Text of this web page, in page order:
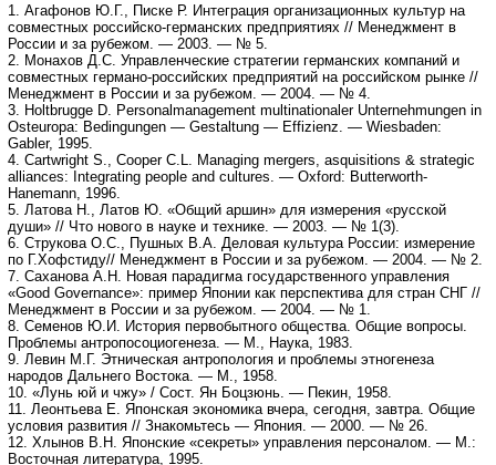
1. Агафонов Ю.Г., Писке Р. Интеграция организационных культур на
совместных российско-германских предприятиях // Менеджмент в
России и за рубежом. — 2003. — № 5.
2. Монахов Д.С. Управленческие стратегии германских компаний и
совместных германо-российских предприятий на российском рынке //
Менеджмент в России и за рубежом. — 2004. — № 4.
3. Holtbrugge D. Personalmanagement multinationaler Unternehmungen in
Osteuropa: Bedingungen — Gestaltung — Effizienz. — Wiesbaden:
Gabler, 1995.
4. Cartwright S., Cooper C.L. Managing mergers, asquisitions & strategic
alliances: Integrating people and cultures. — Oxford: Butterworth-
Hanemann, 1996.
5. Латова Н., Латов Ю. «Общий аршин» для измерения «русской
души» // Что нового в науке и технике. — 2003. — № 1(3).
6. Струкова О.С., Пушных В.А. Деловая культура России: измерение
по Г.Хофстиду// Менеджмент в России и за рубежом. — 2004. — № 2.
7. Саханова А.Н. Новая парадигма государственного управления
«Good Governance»: пример Японии как перспектива для стран СНГ //
Менеджмент в России и за рубежом. — 2004. — № 1.
8. Семенов Ю.И. История первобытного общества. Общие вопросы.
Проблемы антропосоциогенеза. — М., Наука, 1983.
9. Левин М.Г. Этническая антропология и проблемы этногенеза
народов Дальнего Востока. — М., 1958.
10. «Лунь юй и чжу» / Сост. Ян Боцзюнь. — Пекин, 1958.
11. Леонтьева Е. Японская экономика вчера, сегодня, завтра. Общие
условия развития // Знакомьтесь — Япония. — 2000. — № 26.
12. Хлынов В.Н. Японские «секреты» управления персоналом. — М.:
Восточная литература, 1995.